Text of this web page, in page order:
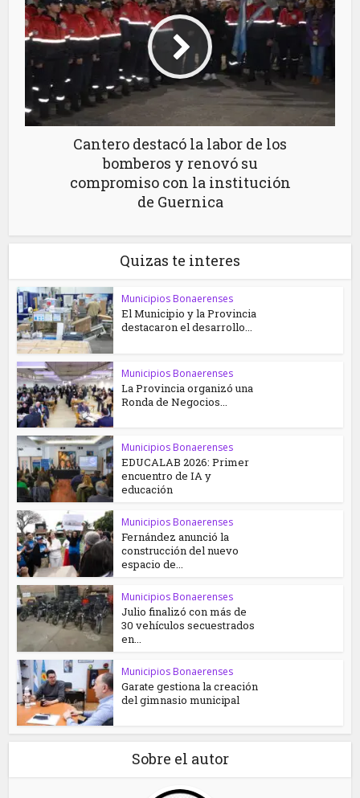
Cantero destacó la labor de los
bomberos y renovó su
compromiso con la institución
de Guernica
Quizas te interes
Municipios Bonaerenses
El Municipio y la Provincia
destacaron el desarrollo...
Municipios Bonaerenses
La Provincia organizó una
Ronda de Negocios...
Municipios Bonaerenses
EDUCALAB 2026: Primer
encuentro de IA y
educación
Municipios Bonaerenses
Fernández anunció la
construcción del nuevo
espacio de...
Municipios Bonaerenses
Julio finalizó con más de
30 vehículos secuestrados
en...
Municipios Bonaerenses
Garate gestiona la creación
del gimnasio municipal
Sobre el autor